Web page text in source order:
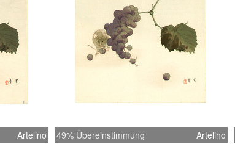
Artelino 49% Übereinstimmung Artelino